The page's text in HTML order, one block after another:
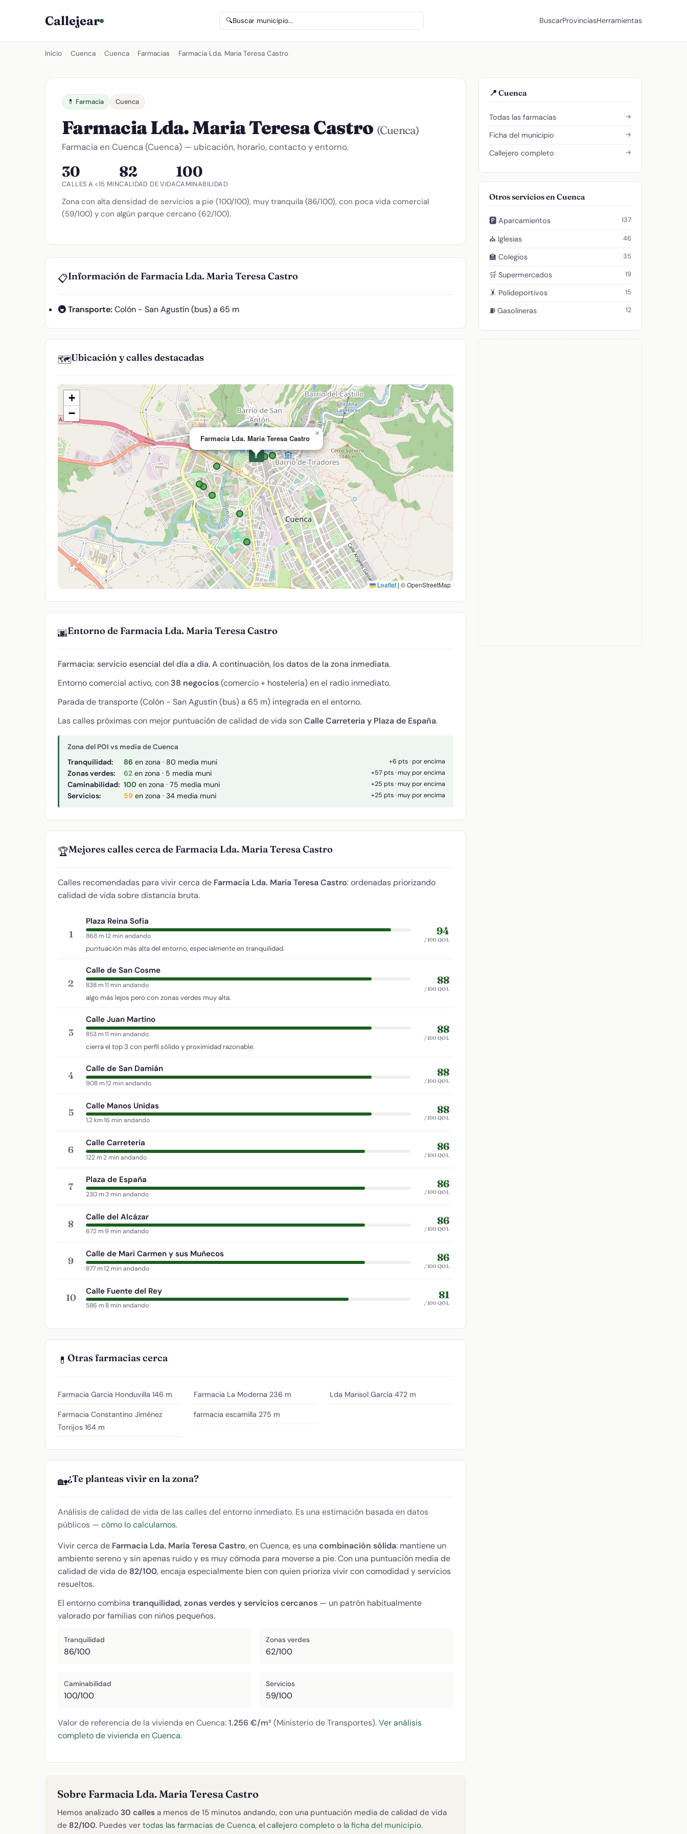
Callejear 🔍Buscar municipio... BuscarProvinciasHerramientas
Inicio Cuenca Cuenca Farmacias Farmacia Lda. Maria Teresa Castro
💊 Farmacia Cuenca
Farmacia Lda. Maria Teresa Castro (Cuenca)
Farmacia en Cuenca (Cuenca) — ubicación, horario, contacto y entorno.
30
CALLES A <15 MIN
82
CALIDAD DE VIDA
100
CAMINABILIDAD
Zona con alta densidad de servicios a pie (100/100), muy tranquila (86/100), con poca vida comercial
(59/100) y con algún parque cercano (62/100).
📋Información de Farmacia Lda. Maria Teresa Castro
🚇 Transporte: Colón - San Agustín (bus) a 65 m
🗺️Ubicación y calles destacadas
💊
Farmacia Lda. Maria Teresa Castro
×
+
−
Leaflet | © OpenStreetMap
🌆Entorno de Farmacia Lda. Maria Teresa Castro
Farmacia: servicio esencial del día a día. A continuación, los datos de la zona inmediata.
Entorno comercial activo, con 38 negocios(comercio + hostelería) en el radio inmediato.
Parada de transporte (Colón - San Agustín (bus) a 65 m) integrada en el entorno.
Las calles próximas con mejor puntuación de calidad de vida sonCalle Carreteria y Plaza de España.
Zona del POI vs media de Cuenca
Tranquilidad: 86 en zona · 80 media muni +6 pts · por encima
Zonas verdes: 62 en zona · 5 media muni +57 pts · muy por encima
Caminabilidad: 100 en zona · 75 media muni +25 pts · muy por encima
Servicios: 59 en zona · 34 media muni +25 pts · muy por encima
🏆Mejores calles cerca de Farmacia Lda. Maria Teresa Castro
Calles recomendadas para vivir cerca de Farmacia Lda. Maria Teresa Castro: ordenadas priorizando
calidad de vida sobre distancia bruta.
1
Plaza Reina Sofía
868 m·12 min andando
puntuación más alta del entorno, especialmente en tranquilidad.
94
/100 QOL
2
Calle de San Cosme
838 m·11 min andando
algo más lejos pero con zonas verdes muy alta.
88
/100 QOL
3
Calle Juan Martino
853 m·11 min andando
cierra el top 3 con perfil sólido y proximidad razonable.
88
/100 QOL
4
Calle de San Damián
908 m·12 min andando
88
/100 QOL
5
Calle Manos Unidas
1,2 km·16 min andando
88
/100 QOL
6
Calle Carreteria
122 m·2 min andando
86
/100 QOL
7
Plaza de España
230 m·3 min andando
86
/100 QOL
8
Calle del Alcázar
672 m·9 min andando
86
/100 QOL
9
Calle de Mari Carmen y sus Muñecos
877 m·12 min andando
86
/100 QOL
10
Calle Fuente del Rey
586 m·8 min andando
81
/100 QOL
💊 Otras farmacias cerca
Farmacia Garcia Honduvilla 146 m
Farmacia Constantino Jiménez
Torrijos 164 m
Farmacia La Moderna 236 m
farmacia escamilla 275 m
Lda Marisol García 472 m
🏡¿Te planteas vivir en la zona?
Análisis de calidad de vida de las calles del entorno inmediato. Es una estimación basada en datos
públicos — cómo lo calculamos.
Vivir cerca de Farmacia Lda. Maria Teresa Castro, en Cuenca, es una combinación sólida: mantiene un
ambiente sereno y sin apenas ruido y es muy cómoda para moverse a pie. Con una puntuación media de
calidad de vida de 82/100, encaja especialmente bien con quien prioriza vivir con comodidad y servicios
resueltos.
El entorno combina tranquilidad, zonas verdes y servicios cercanos — un patrón habitualmente
valorado por familias con niños pequeños.
Tranquilidad
86/100
Zonas verdes
62/100
Caminabilidad
100/100
Servicios
59/100
Valor de referencia de la vivienda en Cuenca:1.256 €/m² (Ministerio de Transportes).Ver análisis
completo de vivienda en Cuenca.
Sobre Farmacia Lda. Maria Teresa Castro
Hemos analizado 30 calles a menos de 15 minutos andando, con una puntuación media de calidad de vida
de 82/100. Puedes ver todas las farmacias de Cuenca, el callejero completo o la ficha del municipio.
📍 Cuenca
Todas las farmacias →
Ficha del municipio →
Callejero completo →
Otros servicios en Cuenca
🅿️ Aparcamientos 137
⛪ Iglesias 46
🏫 Colegios 35
🛒 Supermercados 19
🤸 Polideportivos 15
⛽ Gasolineras 12